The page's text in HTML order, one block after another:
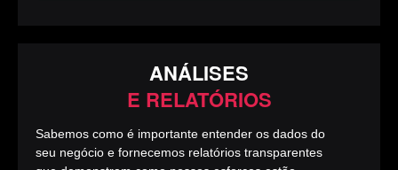
ANÁLISES
E RELATÓRIOS
Sabemos como é importante entender os dados do
seu negócio e fornecemos relatórios transparentes